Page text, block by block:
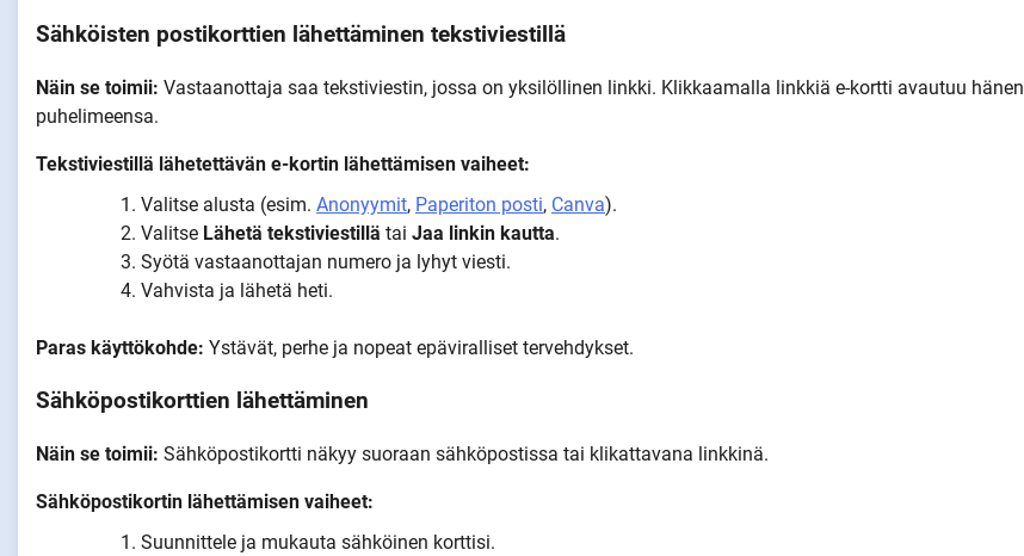
Sähköisten postikorttien lähettäminen tekstiviestillä
Näin se toimii: Vastaanottaja saa tekstiviestin, jossa on yksilöllinen linkki. Klikkaamalla linkkiä e-kortti avautuu hänen
puhelimeensa.
Tekstiviestillä lähetettävän e-kortin lähettämisen vaiheet:
Valitse alusta (esim. Anonyymit, Paperiton posti, Canva).
Valitse Lähetä tekstiviestillä tai Jaa linkin kautta.
Syötä vastaanottajan numero ja lyhyt viesti.
Vahvista ja lähetä heti.
Paras käyttökohde: Ystävät, perhe ja nopeat epäviralliset tervehdykset.
Sähköpostikorttien lähettäminen
Näin se toimii: Sähköpostikortti näkyy suoraan sähköpostissa tai klikattavana linkkinä.
Sähköpostikortin lähettämisen vaiheet:
Suunnittele ja mukauta sähköinen korttisi.